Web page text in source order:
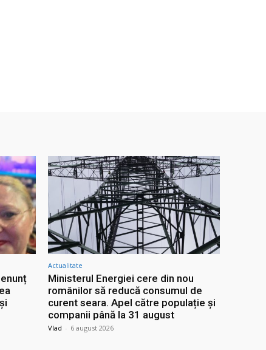
Actualitate
Ministerul Energiei cere din nou
românilor să reducă consumul de
curent seara. Apel către populație și
companii până la 31 august
Vlad - 6 august 2026